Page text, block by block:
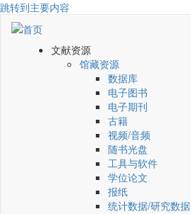
跳转到主要内容
文献资源
馆藏资源
数据库
电子图书
电子期刊
古籍
视频/音频
随书光盘
工具与软件
学位论文
报纸
统计数据/研究数据